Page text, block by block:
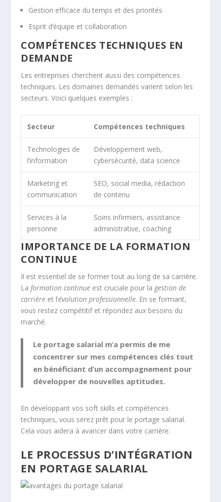
Gestion efficace du temps et des priorités
Esprit d’équipe et collaboration
COMPÉTENCES TECHNIQUES EN
DEMANDE
Les entreprises cherchent aussi des compétences
techniques. Les domaines demandés varient selon les
secteurs. Voici quelques exemples :
Secteur Compétences techniques
Technologies de
l’information
Développement web,
cybersécurité, data science
Marketing et
communication
SEO, social media, rédaction
de contenu
Services à la
personne
Soins infirmiers, assistance
administrative, coaching
IMPORTANCE DE LA FORMATION
CONTINUE
Il est essentiel de se former tout au long de sa carrière.
La formation continue est cruciale pour la gestion de
carrière et l’évolution professionnelle. En se formant,
vous restez compétitif et répondez aux besoins du
marché.
Le portage salarial m’a permis de me
concentrer sur mes compétences clés tout
en bénéficiant d’un accompagnement pour
développer de nouvelles aptitudes.
En développant vos soft skills et compétences
techniques, vous serez prêt pour le portage salarial.
Cela vous aidera à avancer dans votre carrière.
LE PROCESSUS D’INTÉGRATION
EN PORTAGE SALARIAL